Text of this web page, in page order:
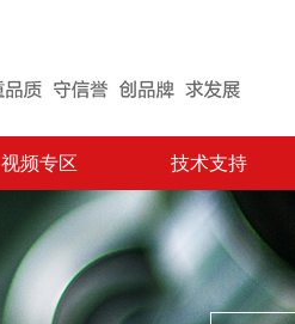
视频专区 技术支持